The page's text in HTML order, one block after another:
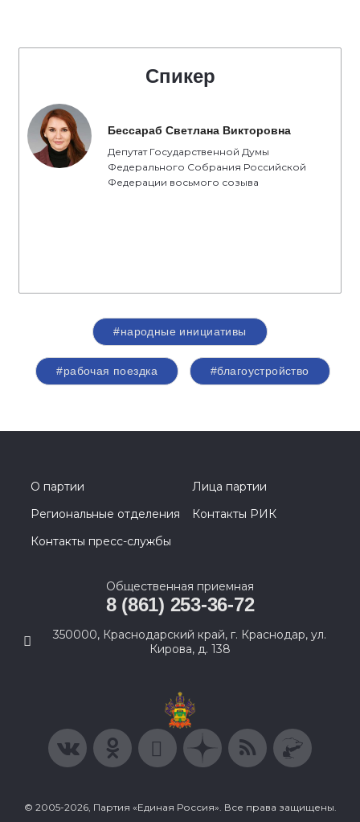
Спикер
Бессараб Светлана Викторовна
Депутат Государственной Думы
Федерального Собрания Российской
Федерации восьмого созыва
#народные инициативы
#рабочая поездка #благоустройство
О партии
Лица партии
Региональные отделения
Контакты РИК
Контакты пресс-службы
Общественная приемная
8 (861) 253-36-72
350000, Краснодарский край, г. Краснодар, ул.
Кирова, д. 138
© 2005-2026, Партия «Единая Россия». Все права защищены.